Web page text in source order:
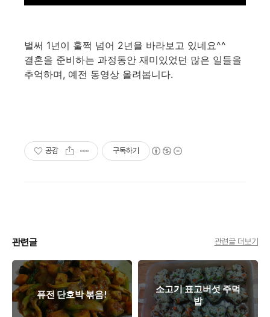
벌써 1년이 훌쩍 넘어 2년을 바라보고 있네요^^
결혼을 준비하는 과정동안 재미있었던 많은 일들을
추억하며, 예전 동영상 올려봅니다.
공감 구독하기
관련글 관련글 더보기
퓨전 단호박 볶음!
소고기 표고버섯 주먹
밥